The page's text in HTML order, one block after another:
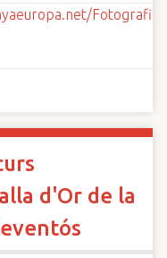
d'Or de la